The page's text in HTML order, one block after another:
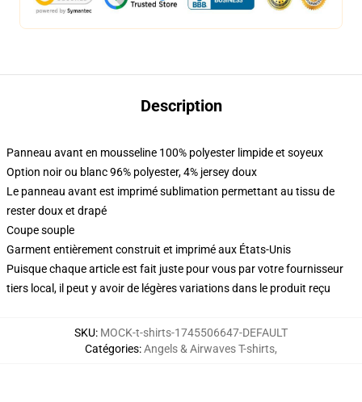
Description
Panneau avant en mousseline 100% polyester limpide et soyeux
Option noir ou blanc 96% polyester, 4% jersey doux
Le panneau avant est imprimé sublimation permettant au tissu de
rester doux et drapé
Coupe souple
Garment entièrement construit et imprimé aux États-Unis
Puisque chaque article est fait juste pour vous par votre fournisseur
tiers local, il peut y avoir de légères variations dans le produit reçu
SKU: MOCK-t-shirts-1745506647-DEFAULT
Catégories:Angels & Airwaves T-shirts,